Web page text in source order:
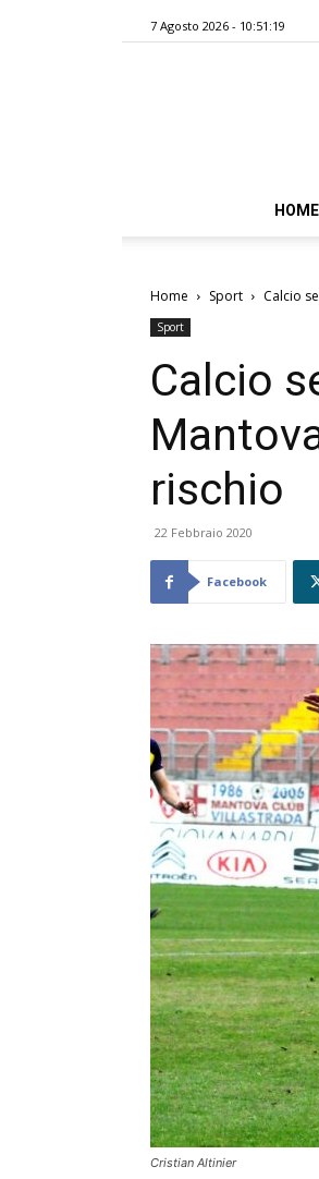
7 Agosto 2026 - 10:51:19
HOME
Home Sport Calcio
Sport
Calcio
rischio
22 Febbraio 2020
Facebook
Cristian Altinier